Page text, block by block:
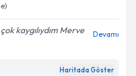
kaygılıydım Merve
Devamı
Haritada Göster